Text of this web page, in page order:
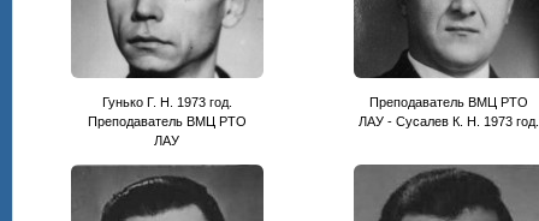
Гунько Г. Н. 1973 год.
Преподаватель ВМЦ РТО
ЛАУ
Преподаватель ВМЦ РТО
ЛАУ - Сусалев К. Н. 1973 год.